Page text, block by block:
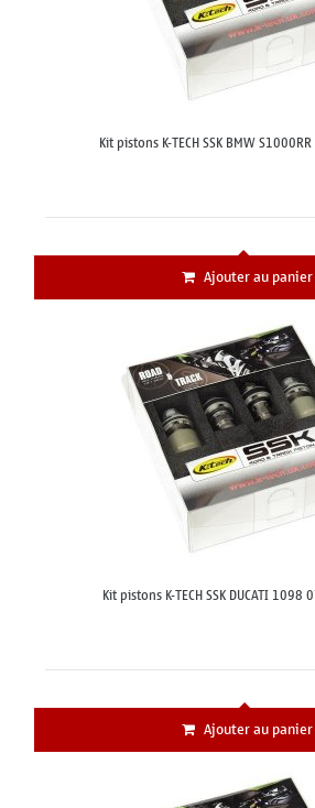
Kit pistons K-TECH SSK BMW
Ajouter au panier
Kit pistons K-TECH SSK DUCATI
Ajouter au panier